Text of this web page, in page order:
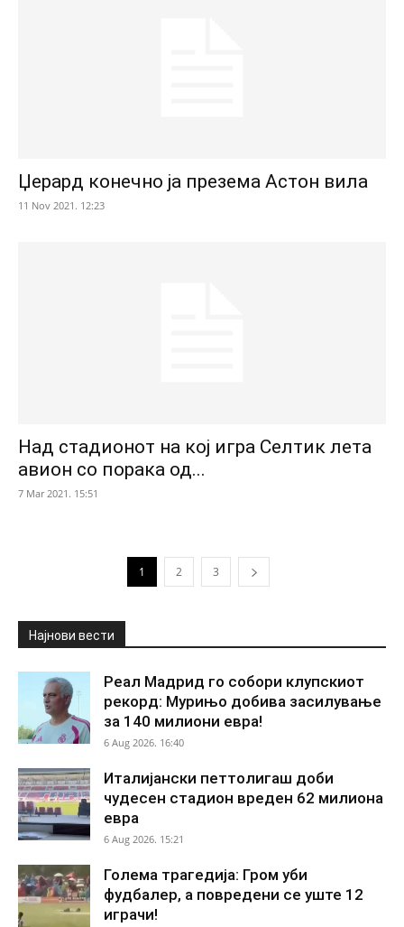
Џерард конечно ја презема Астон вила
11 Nov 2021. 12:23
Над стадионот на кој игра Селтик лета
авион со порака од...
7 Mar 2021. 15:51
1 2 3
Најнови вести
Реал Мадрид го собори клупскиот
рекорд: Мурињо добива засилување
за 140 милиони евра!
6 Aug 2026. 16:40
Италијански петтолигаш доби
чудесен стадион вреден 62 милиона
евра
6 Aug 2026. 15:21
Голема трагедија: Гром уби
фудбалер, а повредени се уште 12
играчи!